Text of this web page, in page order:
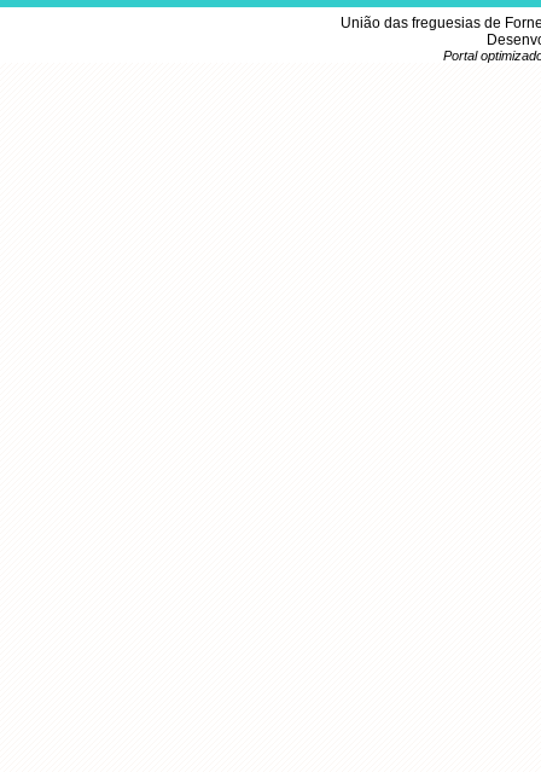
União das freguesias de
Portal